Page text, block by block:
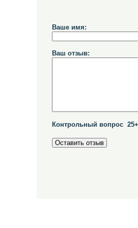
Ваше имя:
Ваш отзыв:
Контрольный вопрос